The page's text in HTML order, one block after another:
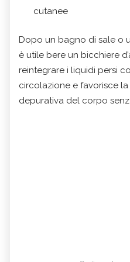
cutanee
Dopo un bagno di sale o
è utile bere un bicchiere
reintegrare i liquidi persi
circolazione e favorisce
depurativa del corpo